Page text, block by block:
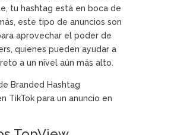
tu hashtag está en boca de
este tipo de anuncios son
aprovechar el poder de
quienes pueden ayudar a
a un nivel aún más alto.